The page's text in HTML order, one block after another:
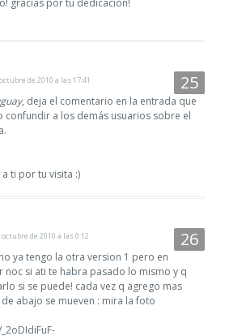
de 2010 a las 17:41
, deja el comentario en la entrada que
confundir a los demás usuarios sobre el
a ti por tu visita :)
octubre de 2010 a las 0:12
ya tengo la otra version 1 pero en
noc si ati te habra pasado lo mismo y q
si se puede! cada vez q agrego mas
abajo se mueven : mira la foto